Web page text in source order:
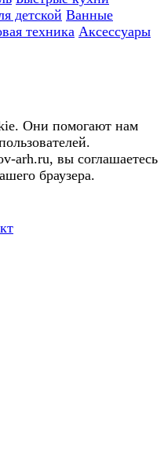
детской Ванные
техника Аксессуары
Они помогают нам
arh.ru, вы соглашаетесь
браузера.